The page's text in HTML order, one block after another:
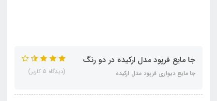
جا مایع فرپود مدل ارکیده در دو رنگ
جا مایع دیواری فرپود مدل ارکیده (دیدگاه 5 کاربر)